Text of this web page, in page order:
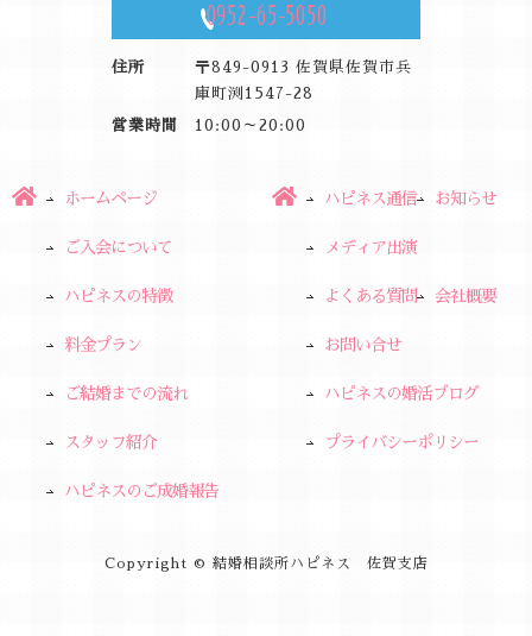
0952-65-5050
住所
〒849-0913 佐賀県佐賀市兵
庫町渕1547-28
営業時間 10:00～20:00
ホームページ
ご入会について
ハピネスの特徴
料金プラン
ご結婚までの流れ
スタッフ紹介
ハピネスのご成婚報告
ハピネス通信 お知らせ
メディア出演
よくある質問 会社概要
お問い合せ
ハピネスの婚活ブログ
プライバシーポリシー
Copyright © 結婚相談所ハピネス 佐賀支店